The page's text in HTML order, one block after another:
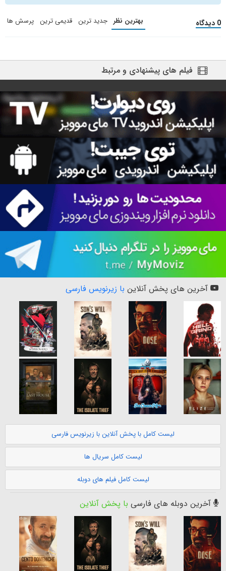
0 دیدگاه بهترین نظر جدید ترین قدیمی ترین پرسش ها
فیلم های پیشنهادی و مرتبط
آخرین های پخش آنلاین با زیرنویس فارسی
لیست کامل با پخش آنلاین با زیرنویس فارسی
لیست کامل سریال ها
لیست کامل فیلم های دوبله
آخرین دوبله های فارسی با پخش آنلاین